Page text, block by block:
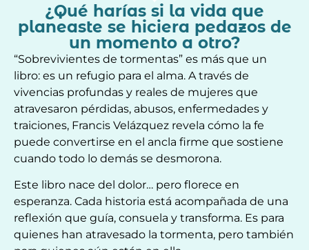
¿Qué harías si la vida que
planeaste se hiciera pedazos de
un momento a otro?
“Sobrevivientes de tormentas” es más que un
libro: es un refugio para el alma. A través de
vivencias profundas y reales de mujeres que
atravesaron pérdidas, abusos, enfermedades y
traiciones, Francis Velázquez revela cómo la fe
puede convertirse en el ancla firme que sostiene
cuando todo lo demás se desmorona.
Este libro nace del dolor… pero florece en
esperanza. Cada historia está acompañada de una
reflexión que guía, consuela y transforma. Es para
quienes han atravesado la tormenta, pero también